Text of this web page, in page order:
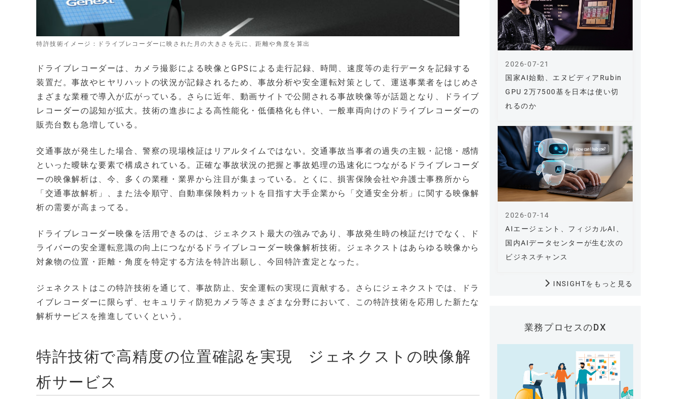
特許技術イメージ：ドライブレコーダーに映された月の大きさを元に、距離や角度を算出
ドライブレコーダーは、カメラ撮影による映像とGPSによる走行記録、時間、速度等の走行データを記録する
装置だ。事故やヒヤリハットの状況が記録されるため、事故分析や安全運転対策として、運送事業者をはじめさ
まざまな業種で導入が広がっている。さらに近年、動画サイトで公開される事故映像等が話題となり、ドライブ
レコーダーの認知が拡大。技術の進歩による高性能化・低価格化も伴い、一般車両向けのドライブレコーダーの
販売台数も急増している。
交通事故が発生した場合、警察の現場検証はリアルタイムではない。交通事故当事者の過失の主観・記憶・感情
といった曖昧な要素で構成されている。正確な事故状況の把握と事故処理の迅速化につながるドライブレコーダ
ーの映像解析は、今、多くの業種・業界から注目が集まっている。とくに、損害保険会社や弁護士事務所から
「交通事故解析」、また法令順守、自動車保険料カットを目指す大手企業から「交通安全分析」に関する映像解
析の需要が高まってる。
ドライブレコーダー映像を活用できるのは、ジェネクスト最大の強みであり、事故発生時の検証だけでなく、ド
ライバーの安全運転意識の向上につながるドライブレコーダー映像解析技術。ジェネクストはあらゆる映像から
対象物の位置・距離・角度を特定する方法を特許出願し、今回特許査定となった。
ジェネクストはこの特許技術を通じて、事故防止、安全運転の実現に貢献する。さらにジェネクストでは、ドラ
イブレコーダーに限らず、セキュリティ防犯カメラ等さまざまな分野において、この特許技術を応用した新たな
解析サービスを推進していくという。
特許技術で高精度の位置確認を実現 ジェネクストの映像解
析サービス
国家AI始動、エヌビディアRubin
GPU 2万7500基を日本は使い切
れるのか
2026-07-21
AIエージェント、フィジカルAI、
国内AIデータセンターが生む次の
ビジネスチャンス
2026-07-14
INSIGHTをもっと見る
業務プロセスのDX